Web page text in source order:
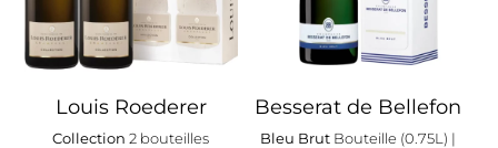
Louis Roederer
Collection 2 bouteilles
Besserat de Bellefon
Bleu BrutBouteille (0.75L) |